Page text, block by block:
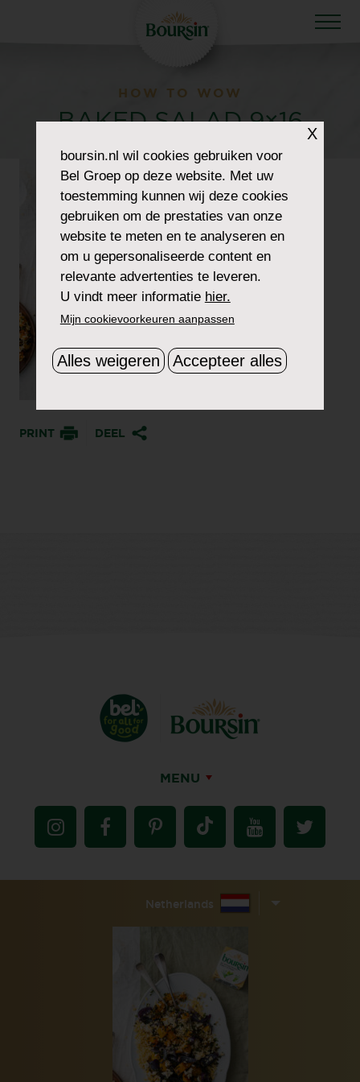
HOW TO WOW
BAKED SALAD 9×16
PRINT DEEL
MENU
Netherlands
X
boursin.nl wil cookies gebruiken voor
Bel Groep op deze website. Met uw
toestemming kunnen wij deze cookies
gebruiken om de prestaties van onze
website te meten en te analyseren en
om u gepersonaliseerde content en
relevante advertenties te leveren.
U vindt meer informatie hier.
Mijn cookievoorkeuren aanpassen
Alles weigeren Accepteer alles